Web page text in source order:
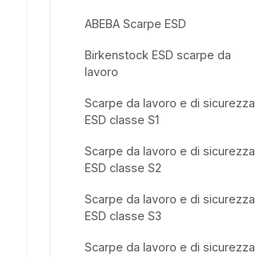
ABEBA Scarpe ESD
Birkenstock ESD scarpe da
lavoro
Scarpe da lavoro e di sicurezza
ESD classe S1
Scarpe da lavoro e di sicurezza
ESD classe S2
Scarpe da lavoro e di sicurezza
ESD classe S3
Scarpe da lavoro e di sicurezza